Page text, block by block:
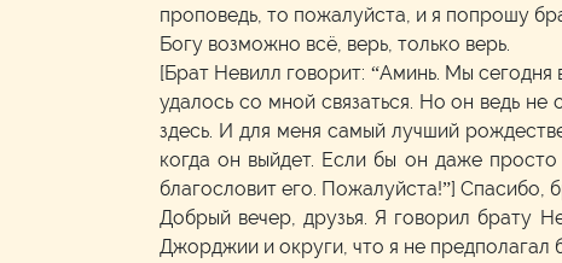
проповедь, то пожалуйста, и я попрошу
Богу возможно всё, верь, только верь.
[Брат Невилл говорит: “Аминь. Мы
удалось со мной связаться. Но он ведь
здесь. И для меня самый лучший
когда он выйдет. Если бы он даже
благословит его. Пожалуйста!”] Спасибо,
Добрый вечер, друзья. Я говорил брату
Джорджии и округи, что я не предполагал